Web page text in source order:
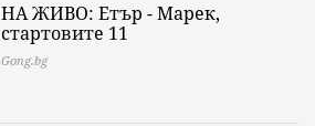
НА ЖИВО: Етър - Марек,
стартовите 11
Gong.bg